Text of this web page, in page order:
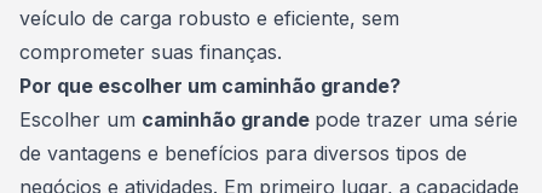
veículo de carga robusto e eficiente, sem
comprometer suas finanças.
Por que escolher um caminhão grande?
Escolher um caminhão grande pode trazer uma série
de vantagens e benefícios para diversos tipos de
negócios e atividades. Em primeiro lugar, a capacidade